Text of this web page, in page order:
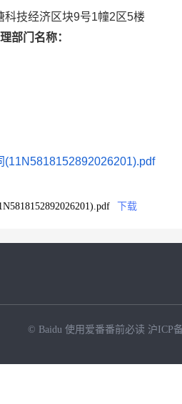
科技经济区块9号1幢2区5楼
部门名称：
(11N5818152892026201).pdf
下载
© Baidu 使用爱番番前必读 沪ICP